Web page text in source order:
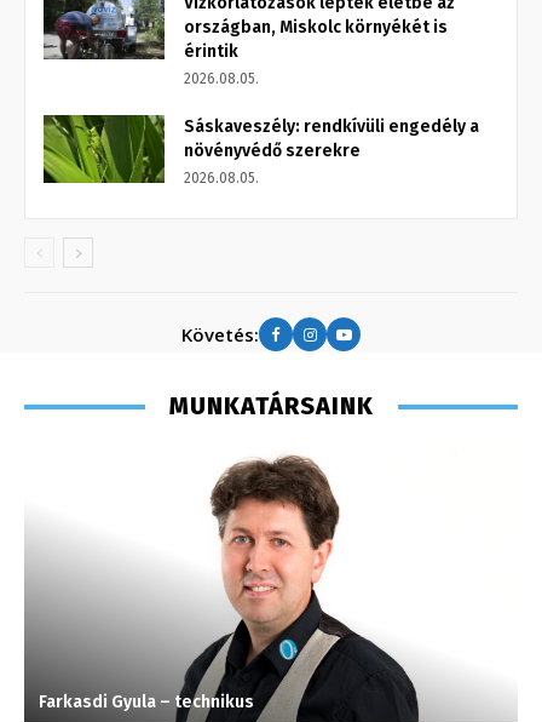
országban, Miskolc környékét is
érintik
2026.08.05.
Sáskaveszély: rendkívüli engedély a
növényvédő szerekre
2026.08.05.
Követés:
MUNKATÁRSAINK
Farkasdi Gyula – technikus